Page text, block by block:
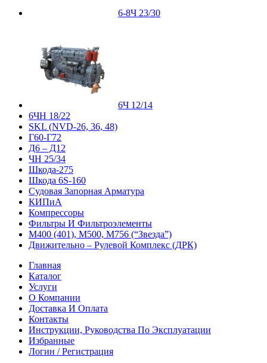
6-8Ч 23/30
6Ч 12/14
6ЧН 18/22
SKL (NVD-26, 36, 48)
Г60-Г72
Д6 – Д12
ЧН 25/34
Шкода-275
Шкода 6S-160
Судовая Запорная Арматура
КИПиА
Компрессоры
Фильтры И Фильтроэлементы
М400 (401), М500, М756 (“Звезда”)
Движительно – Рулевой Комплекс (ДРК)
Главная
Каталог
Услуги
О Компании
Доставка И Оплата
Контакты
Инструкции, Руководства По Эксплуатации
Избранные
Логин / Регистрация